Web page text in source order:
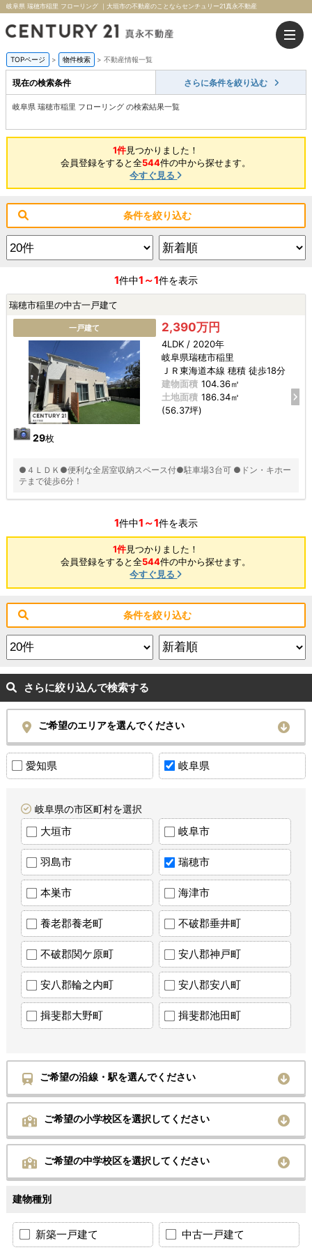
岐阜県 瑞穂市稲里 フローリング ｜大垣市の不動産のことならセンチュリー21真永不動産
TOPページ > 物件検索 > 不動産情報一覧
現在の検索条件 さらに条件を絞り込む
岐阜県 瑞穂市稲里 フローリング の検索結果一覧
1件見つかりました！
会員登録をすると全544件の中から探せます。
今すぐ見る
条件を絞り込む
1件中1～1件を表示
瑞穂市稲里の中古一戸建て
一戸建て
29枚
2,390万円
4LDK / 2020年
岐阜県瑞穂市稲里
ＪＲ東海道本線 穂積 徒歩18分
建物面積 104.36㎡
土地面積 186.34㎡
(56.37坪)
●４ＬＤＫ●便利な全居室収納スペース付●駐車場3台可 ●ドン・キホー
テまで徒歩6分！
1件中1～1件を表示
1件見つかりました！
会員登録をすると全544件の中から探せます。
今すぐ見る
条件を絞り込む
さらに絞り込んで検索する
ご希望のエリアを選んでください
愛知県 岐阜県
岐阜県の市区町村を選択
大垣市 岐阜市
羽島市 瑞穂市
本巣市 海津市
養老郡養老町 不破郡垂井町
不破郡関ケ原町 安八郡神戸町
安八郡輪之内町 安八郡安八町
揖斐郡大野町 揖斐郡池田町
ご希望の沿線・駅を選んでください
ご希望の小学校区を選択してください
ご希望の中学校区を選択してください
建物種別
新築一戸建て 中古一戸建て